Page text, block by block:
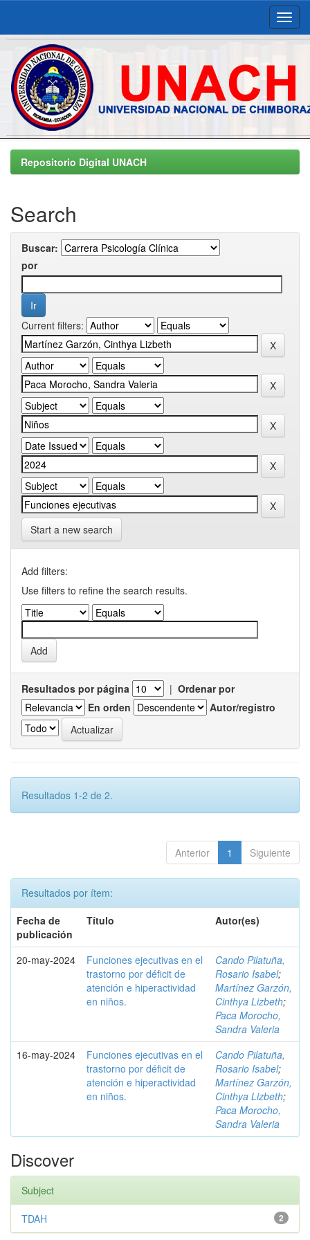
Skip
navigationRepositorio Digital UNACH
Search
Buscar:
por
Current filters:
Start a new search
Add filters:
Use filters to refine the search results.
Resultados por página | Ordenar por
En orden
Autor/registro
Resultados 1-2 de 2.
Anterior 1 Siguiente
Resultados por ítem:
Fecha de
publicación
Título Autor(es)
20-may-2024
Funciones ejecutivas en el
trastorno por déficit de
atención e hiperactividad
en niños.
Cando Pilatuña,
Rosario Isabel;
Martínez Garzón,
Cinthya Lizbeth;
Paca Morocho,
Sandra Valeria
16-may-2024
Funciones ejecutivas en el
trastorno por déficit de
atención e hiperactividad
en niños.
Cando Pilatuña,
Rosario Isabel;
Martínez Garzón,
Cinthya Lizbeth;
Paca Morocho,
Sandra Valeria
Discover
Subject
2
TDAH